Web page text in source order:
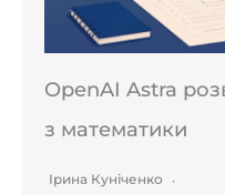
OpenAI Astra
з математики
Ірина Куніченко